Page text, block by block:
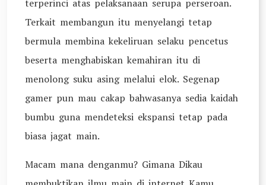
terperinci atas pelaksanaan serupa perseroan.
Terkait membangun itu menyelangi tetap
bermula membina kekeliruan selaku pencetus
beserta menghabiskan kemahiran itu di
menolong suku asing melalui elok. Segenap
gamer pun mau cakap bahwasanya sedia kaidah
bumbu guna mendeteksi ekspansi tetap pada
biasa jagat main.
Macam mana denganmu? Gimana Dikau